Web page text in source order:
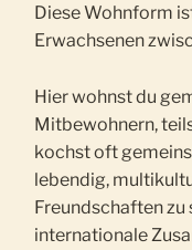
Diese Wohnform
Erwachsenen
Hier wohnst du
Mitbewohnern,
kochst oft
lebendig,
Freundschaften zu
internationale